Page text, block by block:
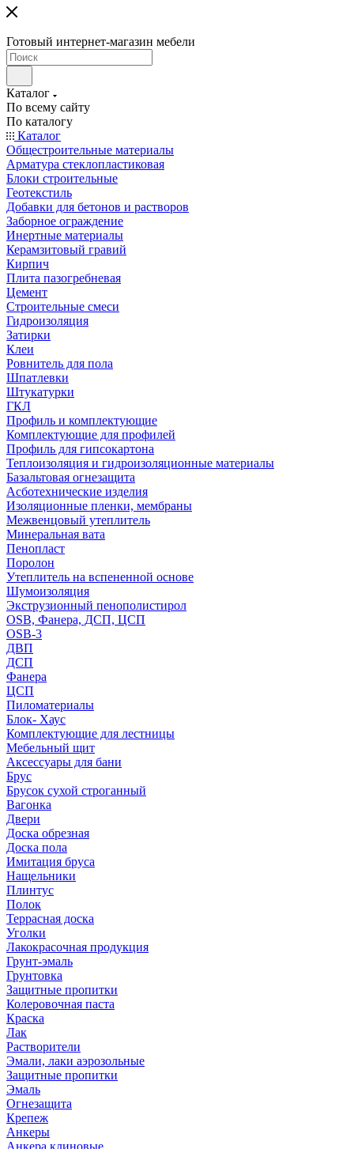
Готовый интернет-магазин мебели
Каталог
По всему сайту
По каталогу
Каталог
Общестроительные материалы
Арматура стеклопластиковая
Блоки строительные
Геотекстиль
Добавки для бетонов и растворов
Заборное ограждение
Инертные материалы
Керамзитовый гравий
Кирпич
Плита пазогребневая
Цемент
Строительные смеси
Гидроизоляция
Затирки
Клеи
Ровнитель для пола
Шпатлевки
Штукатурки
ГКЛ
Профиль и комплектующие
Комплектующие для профилей
Профиль для гипсокартона
Теплоизоляция и гидроизоляционные материалы
Базальтовая огнезащита
Асботехнические изделия
Изоляционные пленки, мембраны
Межвенцовый утеплитель
Минеральная вата
Пенопласт
Поролон
Утеплитель на вспененной основе
Шумоизоляция
Экструзионный пенополистирол
OSB, Фанера, ДСП, ЦСП
OSB-3
ДВП
ДСП
Фанера
ЦСП
Пиломатериалы
Блок- Хаус
Комплектующие для лестницы
Мебельный щит
Аксессуары для бани
Брус
Брусок сухой строганный
Вагонка
Двери
Доска обрезная
Доска пола
Имитация бруса
Нащельники
Плинтус
Полок
Террасная доска
Уголки
Лакокрасочная продукция
Грунт-эмаль
Грунтовка
Защитные пропитки
Колеровочная паста
Краска
Лак
Растворители
Эмали, лаки аэрозольные
Защитные пропитки
Эмаль
Огнезащита
Крепеж
Анкеры
Анкера клиновые